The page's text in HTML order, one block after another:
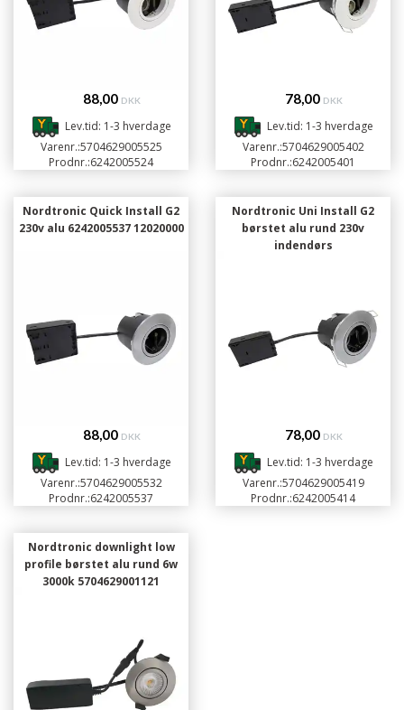
88,00 DKK
Lev.tid: 1-3 hverdage
Varenr.:5704629005525
Prodnr.:6242005524
78,00 DKK
Lev.tid: 1-3 hverdage
Varenr.:5704629005402
Prodnr.:6242005401
Nordtronic Quick Install G2
230v alu 6242005537 12020000
88,00 DKK
Lev.tid: 1-3 hverdage
Varenr.:5704629005532
Prodnr.:6242005537
Nordtronic Uni Install G2
børstet alu rund 230v
indendørs
78,00 DKK
Lev.tid: 1-3 hverdage
Varenr.:5704629005419
Prodnr.:6242005414
Nordtronic downlight low
profile børstet alu rund 6w
3000k 5704629001121